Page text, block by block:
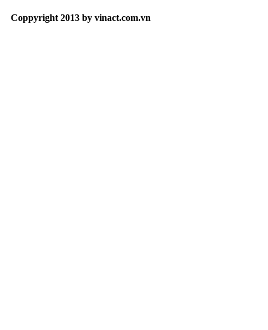
Coppyright 2013 by vinact.com.vn